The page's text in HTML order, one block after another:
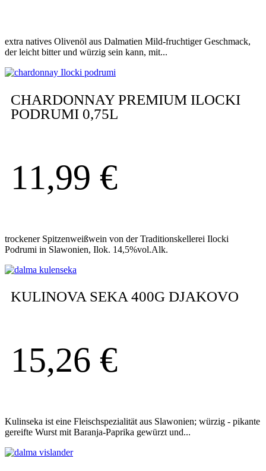
extra natives Olivenöl aus Dalmatien Mild-fruchtiger Geschmack,
der leicht bitter und würzig sein kann, mit...
CHARDONNAY PREMIUM ILOCKI
PODRUMI 0,75L
11,99 €
trockener Spitzenweißwein von der Traditionskellerei Ilocki
Podrumi in Slawonien, Ilok. 14,5%vol.Alk.
KULINOVA SEKA 400G DJAKOVO
15,26 €
Kulinseka ist eine Fleischspezialität aus Slawonien; würzig - pikante
gereifte Wurst mit Baranja-Paprika gewürzt und...